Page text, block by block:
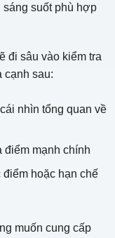
suốt phù hợp
đi sâu vào kiểm tra
cạnh sau:
nhìn tổng quan về
mạnh chính
hoặc hạn chế
muốn cung cấp